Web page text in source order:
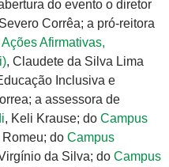
do evento o diretor
Corrêa; a pró-reitora
Afirmativas,
, Claudete da Silva Lima
Inclusiva e
a assessora de
, Keli Krause; do Campus
do Campus
da Silva; do Campus